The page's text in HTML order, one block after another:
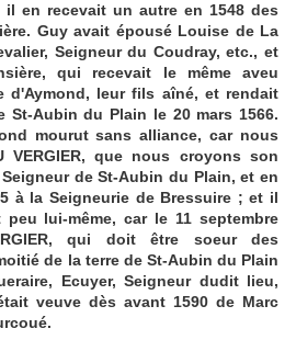
il en recevait un autre en 1548 des
Guy avait épousé Louise de La
Seigneur du Coudray, etc., et
qui recevait le même aveu
d'Aymond, leur fils aîné, et rendait
St-Aubin du Plain le 20 mars 1566.
mourut sans alliance, car nous
VERGIER, que nous croyons son
de St-Aubin du Plain, et en
à la Seigneurie de Bressuire ; et il
lui-même, car le 11 septembre
qui doit être soeur des
de la terre de St-Aubin du Plain
Ecuyer, Seigneur dudit lieu,
veuve dès avant 1590 de Marc